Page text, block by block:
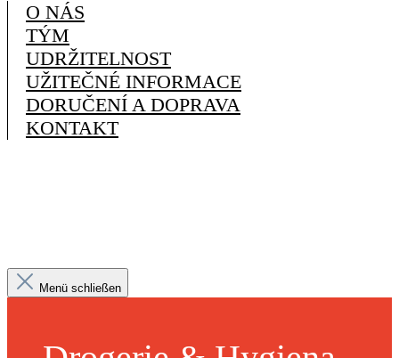
O NÁS
TÝM
UDRŽITELNOST
UŽITEČNÉ INFORMACE
DORUČENÍ A DOPRAVA
KONTAKT
Menü schließen